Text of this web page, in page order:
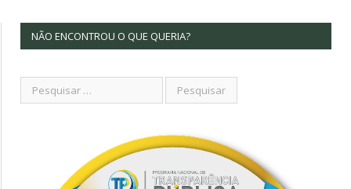
NÃO ENCONTROU O QUE QUERIA?